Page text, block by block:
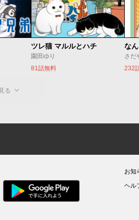
ツレ猫 マルルとハチ
園田ゆり
81話無料
な
さだ
232
る
お知
ヘル